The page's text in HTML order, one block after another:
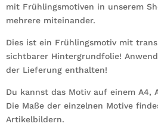
mit Frühlingsmotiven in unserem
mehrere miteinander.
Dies ist ein Frühlingsmotiv mit
sichtbarer Hintergrundfolie!
der Lieferung enthalten!
Du kannst das Motiv auf einem A4,
Die Maße der einzelnen Motive
Artikelbildern.